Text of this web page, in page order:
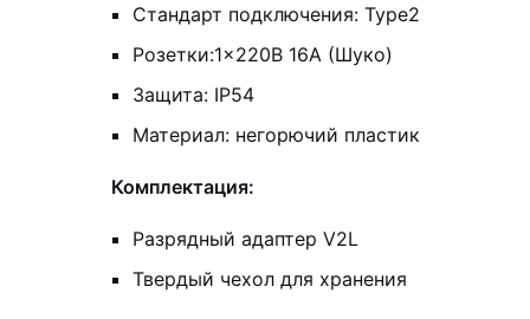
Стандарт подключения: Type2
Розетки:1×220В 16А (Шуко)
Защита: IP54
Материал: негорючий пластик
Комплектация:
Разрядный адаптер V2L
Твердый чехол для хранения